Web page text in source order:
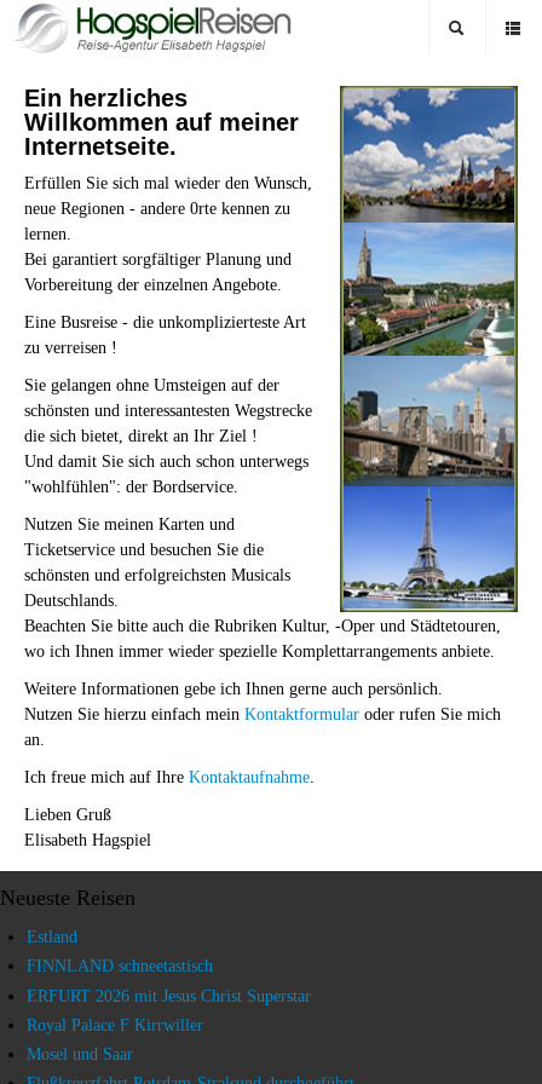
Ein herzliches
Willkommen auf meiner
Internetseite.
Erfüllen Sie sich mal wieder den Wunsch,
neue Regionen - andere 0rte kennen zu
lernen.
Bei garantiert sorgfältiger Planung und
Vorbereitung der einzelnen Angebote.
Eine Busreise - die unkomplizierteste Art
zu verreisen !
Sie gelangen ohne Umsteigen auf der
schönsten und interessantesten Wegstrecke
die sich bietet, direkt an Ihr Ziel !
Und damit Sie sich auch schon unterwegs
"wohlfühlen": der Bordservice.
Nutzen Sie meinen Karten und
Ticketservice und besuchen Sie die
schönsten und erfolgreichsten Musicals
Deutschlands.
Beachten Sie bitte auch die Rubriken Kultur, -Oper und Städtetouren,
wo ich Ihnen immer wieder spezielle Komplettarrangements anbiete.
Weitere Informationen gebe ich Ihnen gerne auch persönlich.
Nutzen Sie hierzu einfach mein Kontaktformular oder rufen Sie mich
an.
Ich freue mich auf Ihre Kontaktaufnahme.
Lieben Gruß
Elisabeth Hagspiel
Neueste Reisen
Estland
FINNLAND schneetastisch
ERFURT 2026 mit Jesus Christ Superstar
Royal Palace F Kirrwiller
Mosel und Saar